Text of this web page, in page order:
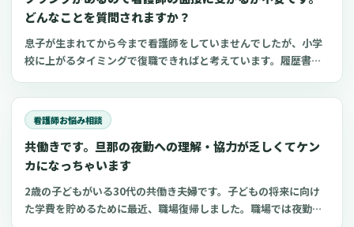
どんなことを質問されますか？
息子が生まれてから今まで看護師をしていませんでしたが、小学
校に上がるタイミングで復職できればと考えています。履歴書を
うしようと不安になってきました。私の周りでは、産休後にすぐ
に現場復帰している人が多いので、自分としても引け
看護師お悩み相談
共働きです。旦那の夜勤への理解・協力が乏しくてケン
カになっちゃいます
2歳の子どもがいる30代の共働き夫婦です。子どもの将来に向け
た学費を貯めるために最近、職場復帰しました。職場では夜勤回